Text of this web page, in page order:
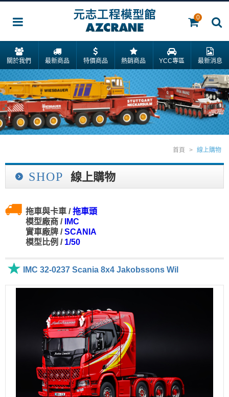
0
關於我們 最新商品 特價商品 熱銷商品 YCC專區 最新消息
SHOP 線上購物
首頁 > 線上購物
拖車與卡車 /拖車頭
模型廠商 / IMC
實車廠牌 /SCANIA
模型比例 / 1/50
IMC 32-0237 Scania 8x4 Jakobssons Wil